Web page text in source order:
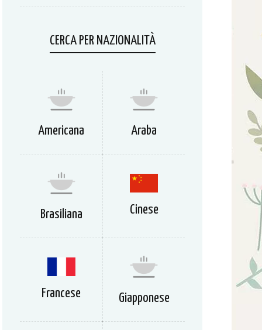
CERCA PER NAZIONALITÀ
Americana Araba
Brasiliana Cinese
Francese Giapponese